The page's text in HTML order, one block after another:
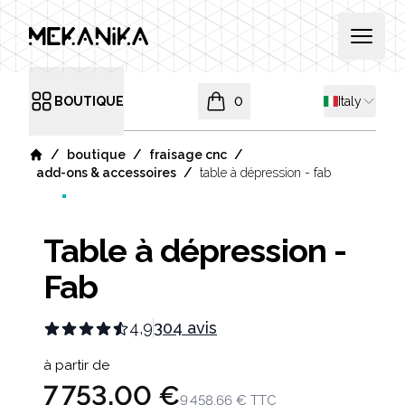
MEKANIKA Open
Open menu
BOUTIQUE Shipping
Italy
0
items in cart, view bag
Home
/ boutique / fraisage cnc /
add-ons & accessoires / table à dépression - fab
Table à dépression -
Fab
4,9304 avis
Product information
à partir de
7 753,00 €9 458,66 € TTC